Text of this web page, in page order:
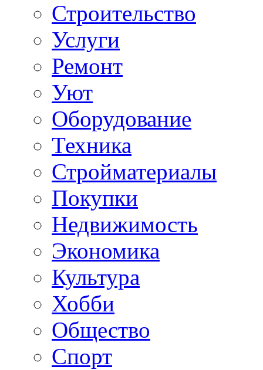
Строительство
Услуги
Ремонт
Уют
Оборудование
Техника
Стройматериалы
Покупки
Недвижимость
Экономика
Культура
Хобби
Общество
Спорт